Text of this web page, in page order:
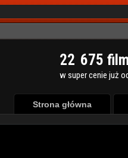
22 675
w super cenie już
Strona główna